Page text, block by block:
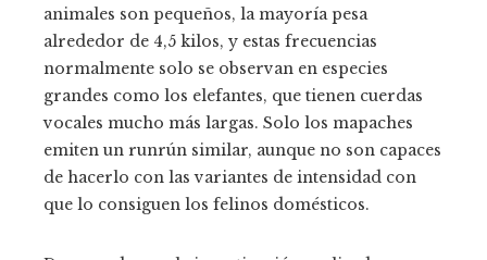
animales son pequeños, la mayoría pesa
alrededor de 4,5 kilos, y estas frecuencias
normalmente solo se observan en especies
grandes como los elefantes, que tienen cuerdas
vocales mucho más largas. Solo los mapaches
emiten un runrún similar, aunque no son capaces
de hacerlo con las variantes de intensidad con
que lo consiguen los felinos domésticos.